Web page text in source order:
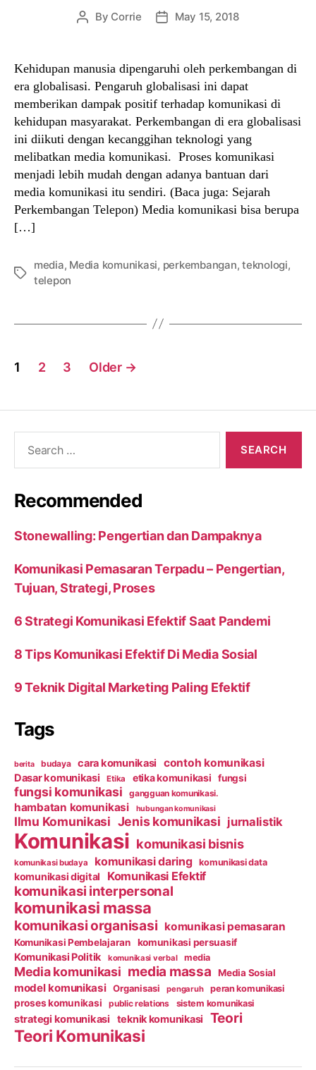
Post
By Corrie
PostMay 15, 2018
Kehidupan manusia dipengaruhi oleh perkembangan di
era globalisasi. Pengaruh globalisasi ini dapat
memberikan dampak positif terhadap komunikasi di
kehidupan masyarakat. Perkembangan di era globalisasi
ini diikuti dengan kecanggihan teknologi yang
melibatkan media komunikasi. Proses komunikasi
menjadi lebih mudah dengan adanya bantuan dari
media komunikasi itu sendiri. (Baca juga: Sejarah
Perkembangan Telepon) Media komunikasi bisa berupa
[…]
Tags
media, Media komunikasi, perkembangan,teknologi,
telepon
Posts
1 2 3 Older →
Recommended
Stonewalling: Pengertian dan Dampaknya
Komunikasi Pemasaran Terpadu – Pengertian,
Tujuan, Strategi, Proses
6 Strategi Komunikasi Efektif Saat Pandemi
8 Tips Komunikasi Efektif Di Media Sosial
9 Teknik Digital Marketing Paling Efektif
Tags
berita budaya cara komunikasi contoh komunikasi
Dasar komunikasi Etika etika komunikasi fungsi
fungsi komunikasi gangguan komunikasi.
hambatan komunikasi hubungan komunikasi
Ilmu Komunikasi Jenis komunikasi jurnalistik
Komunikasi komunikasi bisnis
komunikasi budaya komunikasi daring komunikasi data
komunikasi digital Komunikasi Efektif
komunikasi interpersonal
komunikasi massa
komunikasi organisasi komunikasi pemasaran
Komunikasi Pembelajaran komunikasi persuasif
Komunikasi Politik komunikasi verbal media
Media komunikasi media massa Media Sosial
model komunikasi Organisasi pengaruh peran komunikasi
proses komunikasi public relations sistem komunikasi
strategi komunikasi teknik komunikasi Teori
Teori Komunikasi